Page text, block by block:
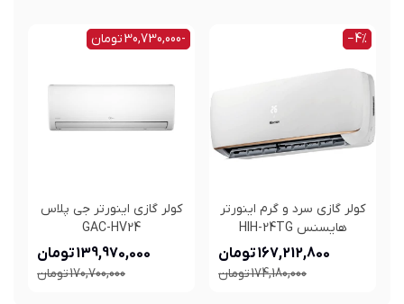
‎−4%
کولر گازی سرد و گرم اینورتر
هایسنس HIH-24TG
167,212,800 تومان
174,180,000 تومان
-30,730,000 تومان
کولر گازی اینورتر جی پلاس
GAC-HV24
139,970,000 تومان
170,700,000 تومان